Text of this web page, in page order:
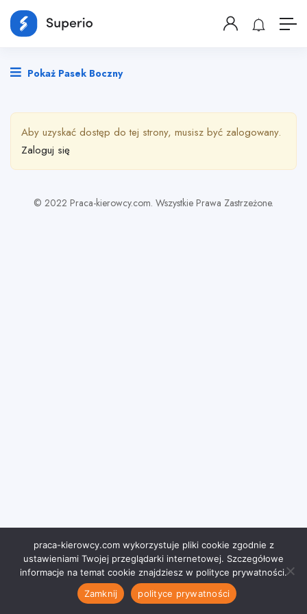
Pokaż Pasek Boczny
Aby uzyskać dostęp do tej strony, musisz być zalogowany.
Zaloguj się
© 2022 Praca-kierowcy.com. Wszystkie Prawa Zastrzeżone.
praca-kierowcy.com wykorzystuje pliki cookie zgodnie z
ustawieniami Twojej przeglądarki internetowej. Szczegółowe
informacje na temat cookie znajdziesz w polityce prywatności.
Zamknij
polityce prywatności